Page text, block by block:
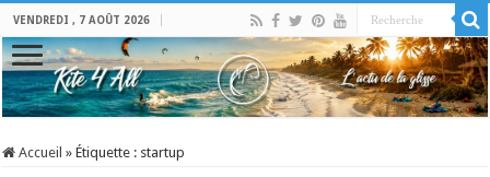
VENDREDI , 7 AOÛT 2026
Accueil » Étiquette : startup